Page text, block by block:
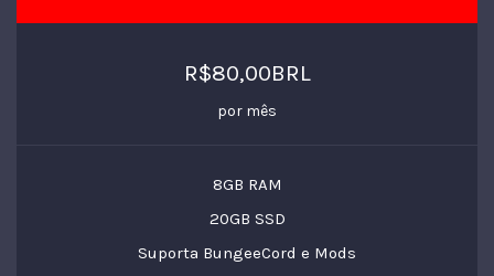
R$80,00BRL
por mês
8GB RAM
20GB SSD
Suporta BungeeCord e Mods